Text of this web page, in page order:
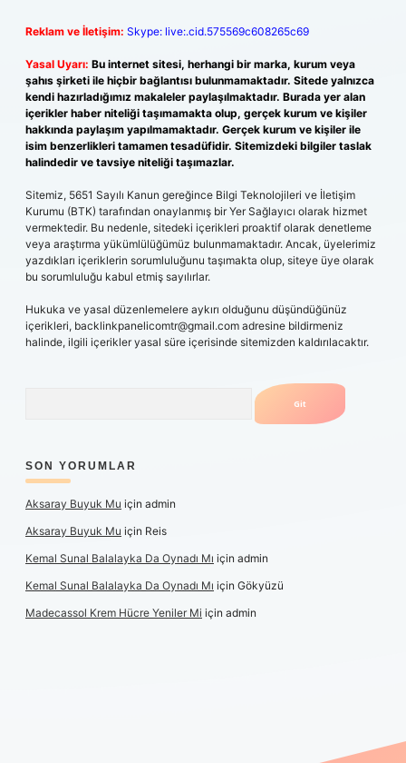
Reklam ve İletişim: Skype: live:.cid.575569c608265c69
Yasal Uyarı: Bu internet sitesi, herhangi bir marka, kurum veya
şahıs şirketi ile hiçbir bağlantısı bulunmamaktadır. Sitede yalnızca
kendi hazırladığımız makaleler paylaşılmaktadır. Burada yer alan
içerikler haber niteliği taşımamakta olup, gerçek kurum ve kişiler
hakkında paylaşım yapılmamaktadır. Gerçek kurum ve kişiler ile
isim benzerlikleri tamamen tesadüfidir. Sitemizdeki bilgiler taslak
halindedir ve tavsiye niteliği taşımazlar.
Sitemiz, 5651 Sayılı Kanun gereğince Bilgi Teknolojileri ve İletişim
Kurumu (BTK) tarafından onaylanmış bir Yer Sağlayıcı olarak hizmet
vermektedir. Bu nedenle, sitedeki içerikleri proaktif olarak denetleme
veya araştırma yükümlülüğümüz bulunmamaktadır. Ancak, üyelerimiz
yazdıkları içeriklerin sorumluluğunu taşımakta olup, siteye üye olarak
bu sorumluluğu kabul etmiş sayılırlar.
Hukuka ve yasal düzenlemelere aykırı olduğunu düşündüğünüz
içerikleri, backlinkpanelicomtr@gmail.com adresine bildirmeniz
halinde, ilgili içerikler yasal süre içerisinde sitemizden kaldırılacaktır.
SON YORUMLAR
Aksaray Buyuk Mu için admin
Aksaray Buyuk Mu için Reis
Kemal Sunal Balalayka Da Oynadı Mı için admin
Kemal Sunal Balalayka Da Oynadı Mı için Gökyüzü
Madecassol Krem Hücre Yeniler Mi için admin